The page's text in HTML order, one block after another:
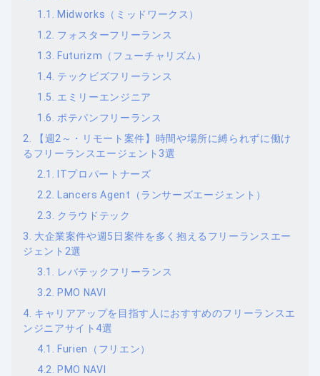
Midworks（ミッドワークス）
フォスターフリーランス
Futurizm（フューチャリズム）
テックビズフリーランス
エミリーエンジニア
ポテパンフリーランス
【週2～・リモート案件】時間や場所に縛られずに働け
るフリーランスエージェント3選
ITプロパートナーズ
Lancers Agent（ランサーズエージェント）
クラウドテック
大企業案件や週5日案件を多く抱えるフリーランスエー
ジェント2選
レバテックフリーランス
PMO NAVI
キャリアアップを目指す人におすすめのフリーランスエ
ンジニアサイト4選
Furien（フリエン）
PMO NAVI